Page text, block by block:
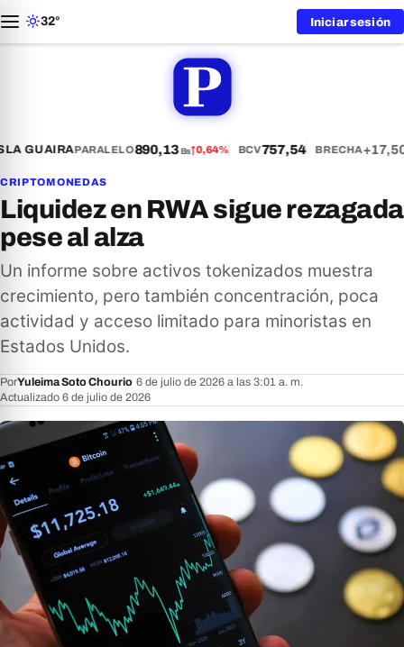
32° Iniciar sesión
GUAIRAPARALELO890,13Bs↑0,64% BCV757,54 BRECHA
CRIPTOMONEDAS
Liquidez en RWA sigue rezagada
pese al alza
Un informe sobre activos tokenizados muestra
crecimiento, pero también concentración, poca
actividad y acceso limitado para minoristas en
Estados Unidos.
PorYuleima Soto Chourio 6 de julio de 2026 a las 3:01 a. m.
Actualizado 6 de julio de 2026